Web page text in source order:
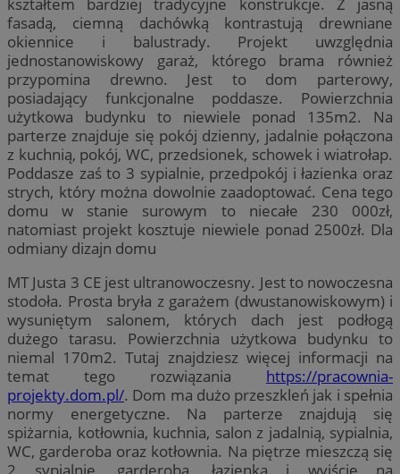
kształtem bardziej tradycyjne konstrukcje. Z jasną
fasadą, ciemną dachówką kontrastują drewniane
okiennice i balustrady. Projekt uwzględnia
jednostanowiskowy garaż, którego brama również
przypomina drewno. Jest to dom parterowy,
posiadający funkcjonalne poddasze. Powierzchnia
użytkowa budynku to niewiele ponad 135m2. Na
parterze znajduje się pokój dzienny, jadalnie połączona
z kuchnią, pokój, WC, przedsionek, schowek i wiatrołap.
Poddasze zaś to 3 sypialnie, przedpokój i łazienka oraz
strych, który można dowolnie zaadoptować. Cena tego
domu w stanie surowym to niecałe 230 000zł,
natomiast projekt kosztuje niewiele ponad 2500zł. Dla
odmiany dizajn domu
MT Justa 3 CE jest ultranowoczesny. Jest to nowoczesna
stodoła. Prosta bryła z garażem (dwustanowiskowym) i
wysuniętym salonem, których dach jest podłogą
dużego tarasu. Powierzchnia użytkowa budynku to
niemal 170m2. Tutaj znajdziesz więcej informacji na
temat tego rozwiązania https://pracownia-
projekty.dom.pl/. Dom ma dużo przeszkleń jak i spełnia
normy energetyczne. Na parterze znajdują się
spiżarnia, kotłownia, kuchnia, salon z jadalnią, sypialnia,
WC, garderoba oraz kotłownia. Na piętrze mieszczą się